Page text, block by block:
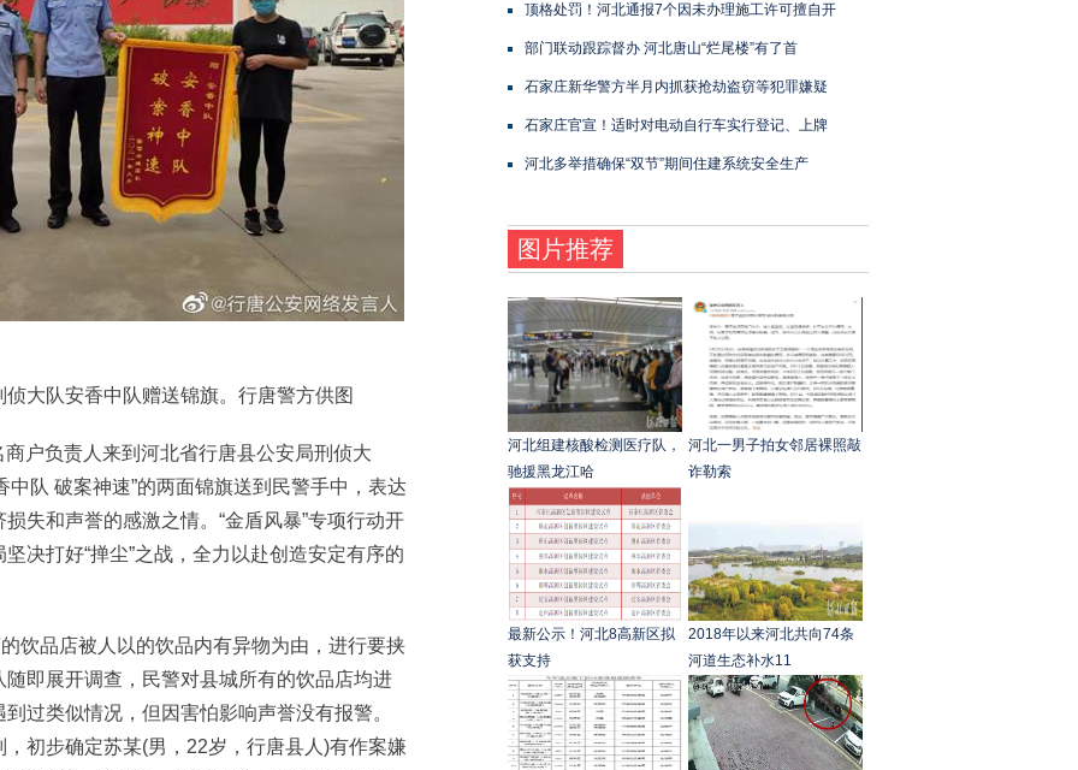
队安香中队赠送锦旗。行唐警方供图
负责人来到河北省行唐县公安局刑侦大
中队 破案神速”的两面锦旗送到民警手中，表达
失和声誉的感激之情。“金盾风暴”专项行动开
决打好“掸尘”之战，全力以赴创造安定有序的
品店被人以的饮品内有异物为由，进行要挟
即展开调查，民警对县城所有的饮品店均进
过类似情况，但因害怕影响声誉没有报警。
初步确定苏某(男，22岁，行唐县人)有作案嫌
顶格处罚！河北通报7个因未办理施工许可擅自开
部门联动跟踪督办 河北唐山“烂尾楼”有了首
石家庄新华警方半月内抓获抢劫盗窃等犯罪嫌疑
石家庄官宣！适时对电动自行车实行登记、上牌
河北多举措确保“双节”期间住建系统安全生产
图片推荐
河北组建核酸检测医疗队，
驰援黑龙江哈
河北一男子拍女邻居裸照敲
诈勒索
最新公示！河北8高新区拟
获支持
2018年以来河北共向74条
河道生态补水11